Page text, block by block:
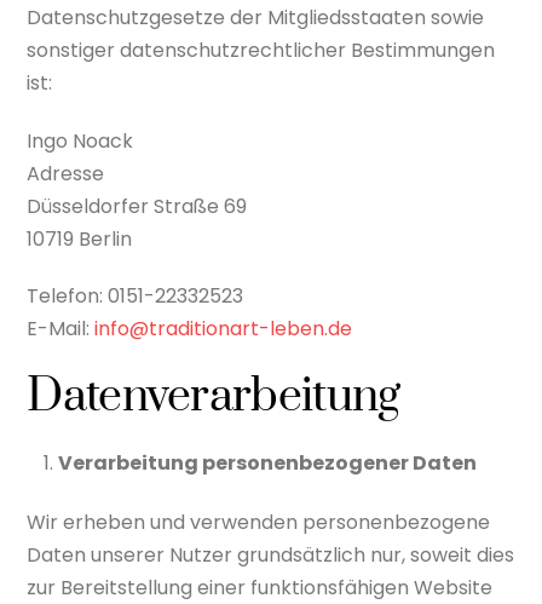
Datenschutzgesetze der Mitgliedsstaaten sowie
sonstiger datenschutzrechtlicher Bestimmungen
ist:
Ingo Noack
Adresse
Düsseldorfer Straße 69
10719 Berlin
Telefon: 0151-22332523
E-Mail:info@traditionart-leben.de
Datenverarbeitung
Verarbeitung personenbezogener Daten
Wir erheben und verwenden personenbezogene
Daten unserer Nutzer grundsätzlich nur, soweit dies
zur Bereitstellung einer funktionsfähigen Website